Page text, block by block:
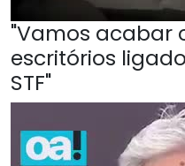
"Vamos acabar
escritórios
STF"